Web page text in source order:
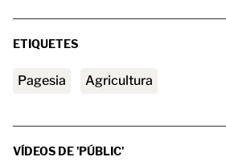
ETIQUETES
pagesia agricultura
VÍDEOS DE 'PÚBLIC'